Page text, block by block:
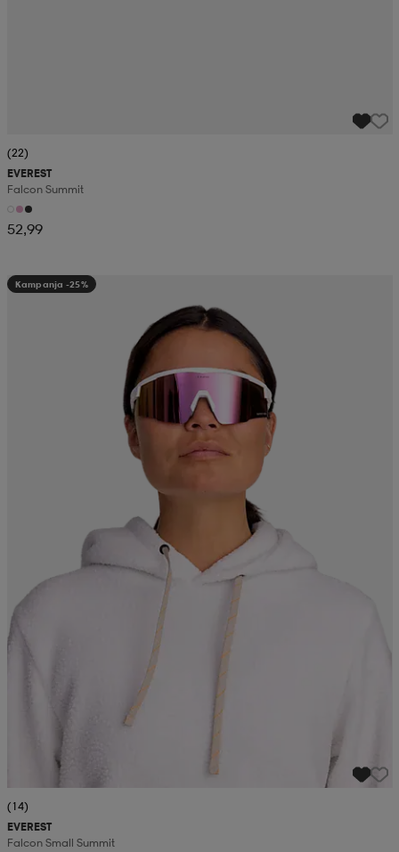
(22)
EVEREST
Falcon Summit
52,99
Kampanja -25%
(14)
EVEREST
Falcon Small Summit